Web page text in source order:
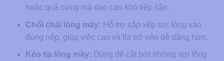
hoặc quá cứng mà dao cạo khó tiếp cận.
Chổi chải lông mày: Hỗ trợ sắp xếp sợi lông vào
đúng nếp, giúp việc cạo và tỉa trở nên dễ dàng hơn.
Kéo tỉa lông mày: Dùng để cắt bớt những sợi lông